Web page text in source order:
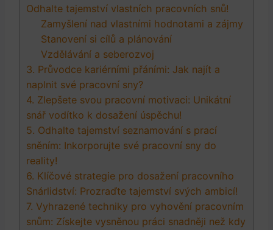
Odhalte tajemství vlastních pracovních snů!
Zamyšlení ⁣nad vlastními hodnotami ⁣a zájmy
Stanovení si cílů a plánování
Vzdělávání a seberozvoj
3. Průvodce kariérními‌ přáními: Jak najít a
naplnit své pracovní sny?
4. Zlepšete svou pracovní motivaci: Unikátní
snář vodítko k dosažení úspěchu!
5. Odhalte tajemství seznamování s prací
sněním: ⁢Inkorporujte své pracovní ​sny do
reality!
6. Klíčové strategie pro dosažení pracovního
Snárlidství: Prozraďte tajemství svých ambicí!
7. Vyhrazené techniky pro vyhovění pracovním
snům: Získejte vysněnou práci snadněji než kdy